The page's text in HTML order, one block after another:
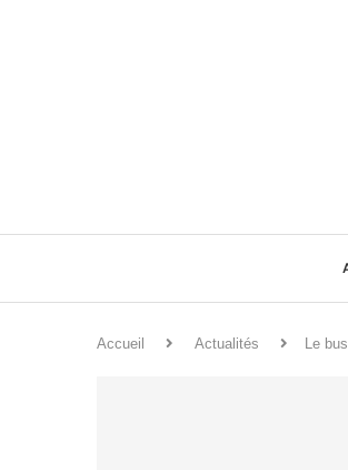
Accueil Actualités Le